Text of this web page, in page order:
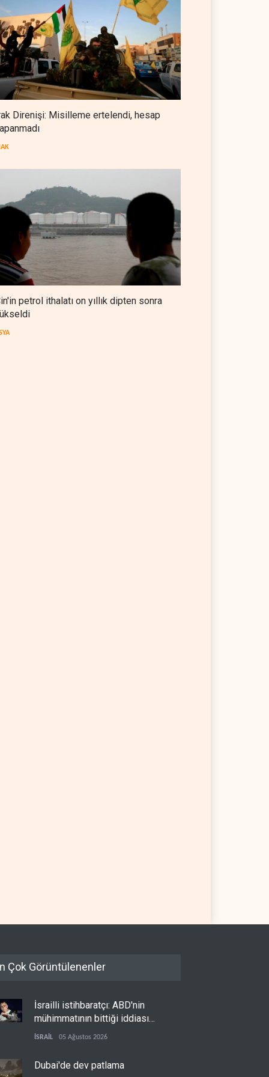
Foreign Affairs: ABD
Ortadoğu'dan elini çekmeli
BATI YARIM KÜRE 07 Ağustos 2026
Suudi Arabistan, Türkiye ve
Pakistan ortak savunma
anlaşması imzaladı
ARAP DÜNYASI 07 Ağustos 2026
Direnişi: Misilleme ertelendi, hesap
petrol ithalatı on yıllık dipten sonra
Çok Görüntülenenler
İsrailli istihbaratçı: ABD'nin
mühimmatının bittiği iddiası
bir iç kavga
İSRAİL 05 Ağustos 2026
Dubai'de dev patlama